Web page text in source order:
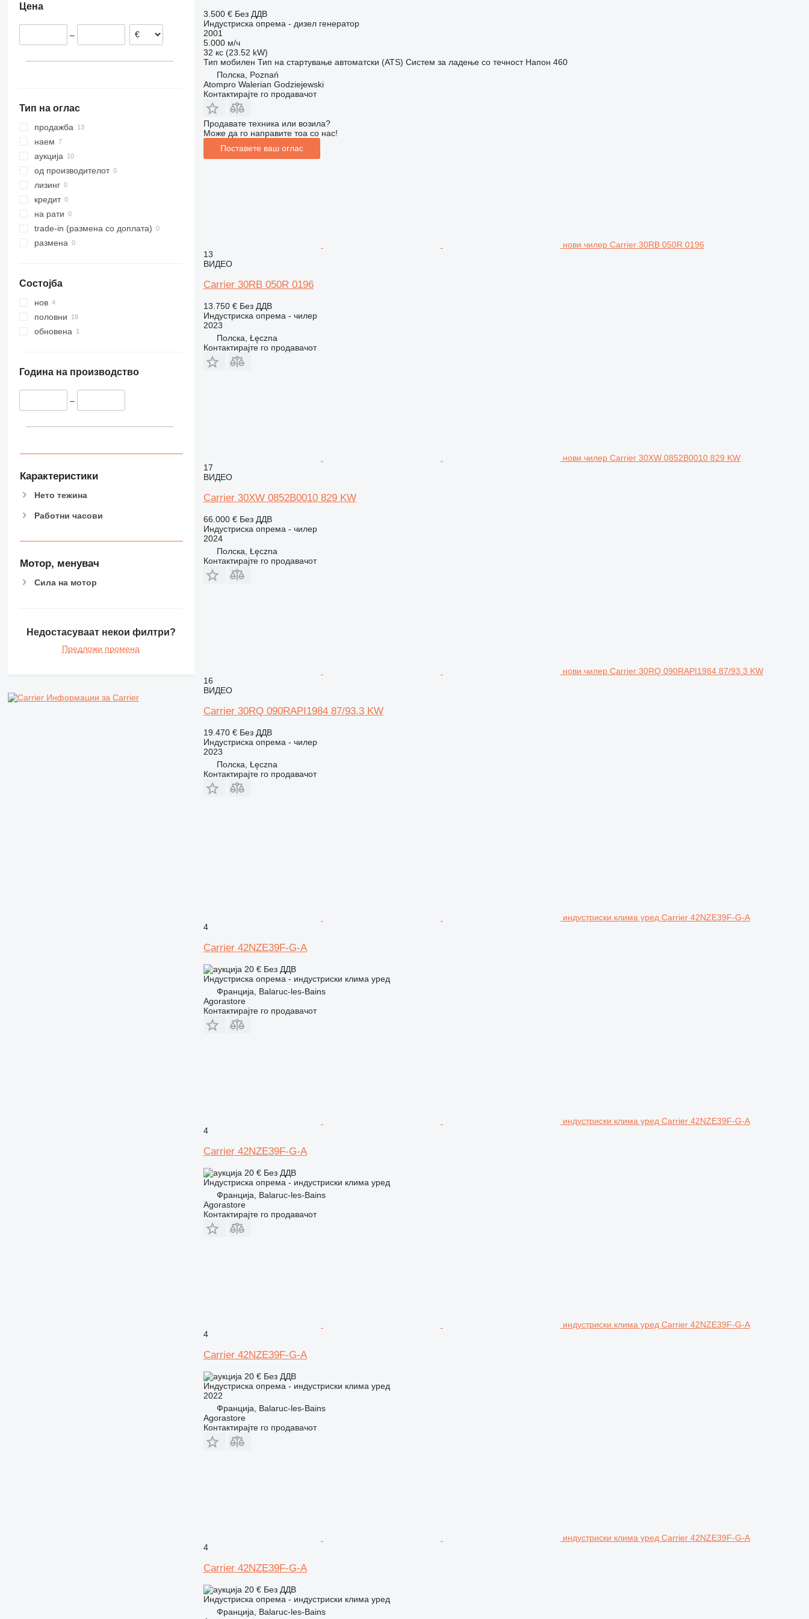
Унгарија
Белгија
Цена
–
Тип на оглас
продажба
наем
аукција
од производителот
лизинг
кредит
на рати
trade-in (размена со доплата)
размена
Состојба
нов
половни
обновена
Година на производство
–
Карактеристики
Нето тежина
Работни часови
Мотор, менувач
Сила на мотор
Недостасуваат некои филтри?
Предложи промена
Информации за Carrier
3.500 € Без ДДВ
Индустриска опрема - дизел генератор
2001
5.000 м/ч
32 кс (23.52 kW)
Тип мобилен Тип на стартување автоматски (ATS) Систем за ладење со течност Напон 460
Полска, Poznań
Atompro Walerian Godziejewski
Контактирајте го продавачот
Продавате техника или возила?
Може да го направите тоа со нас!
Поставете ваш оглас
нови чилер Carrier 30RB 050R 0196
13
ВИДЕО
Carrier 30RB 050R 0196
13.750 € Без ДДВ
Индустриска опрема - чилер
2023
Полска, Łęczna
Контактирајте го продавачот
нови чилер Carrier 30XW 0852B0010 829 KW
17
ВИДЕО
Carrier 30XW 0852B0010 829 KW
66.000 € Без ДДВ
Индустриска опрема - чилер
2024
Полска, Łęczna
Контактирајте го продавачот
нови чилер Carrier 30RQ 090RAPI1984 87/93.3 KW
16
ВИДЕО
Carrier 30RQ 090RAPI1984 87/93.3 KW
19.470 € Без ДДВ
Индустриска опрема - чилер
2023
Полска, Łęczna
Контактирајте го продавачот
индустриски клима уред Carrier 42NZE39F-G-A
4
Carrier 42NZE39F-G-A
20 € Без ДДВ
Индустриска опрема - индустриски клима уред
Франција, Balaruc-les-Bains
Agorastore
Контактирајте го продавачот
индустриски клима уред Carrier 42NZE39F-G-A
4
Carrier 42NZE39F-G-A
20 € Без ДДВ
Индустриска опрема - индустриски клима уред
Франција, Balaruc-les-Bains
Agorastore
Контактирајте го продавачот
индустриски клима уред Carrier 42NZE39F-G-A
4
Carrier 42NZE39F-G-A
20 € Без ДДВ
Индустриска опрема - индустриски клима уред
2022
Франција, Balaruc-les-Bains
Agorastore
Контактирајте го продавачот
индустриски клима уред Carrier 42NZE39F-G-A
4
Carrier 42NZE39F-G-A
20 € Без ДДВ
Индустриска опрема - индустриски клима уред
Франција, Balaruc-les-Bains